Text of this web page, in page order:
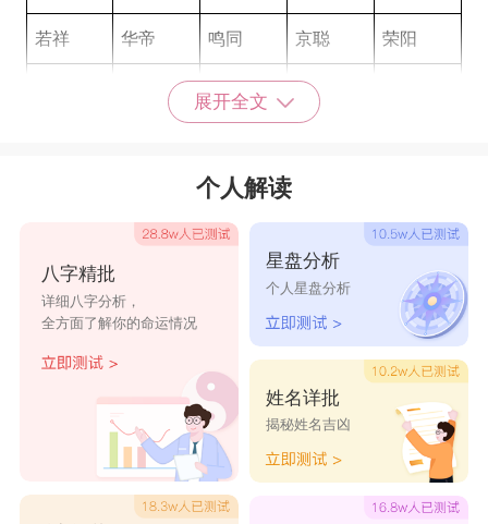
若祥 华帝 鸣同 京聪 荣阳
畅尊 雷阳
书铠
佳一 健钊 凌玉
展开全文
个人解读
八字精批
详细八字分析，
全方面了解你的命运情况
星盘分析
个人星盘分析
姓名详批
揭秘姓名吉凶